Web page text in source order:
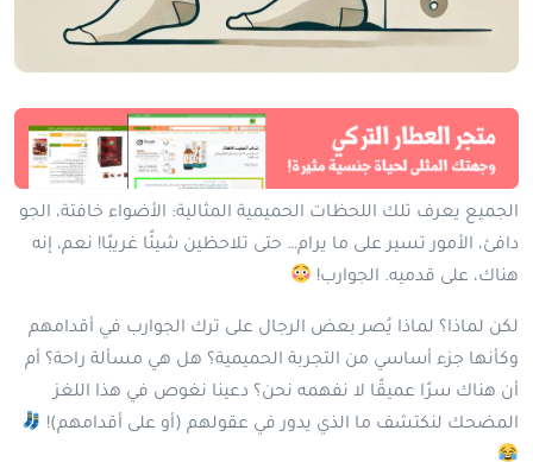
الجميع يعرف تلك اللحظات الحميمية المثالية: الأضواء خافتة، الجو
دافئ، الأمور تسير على ما يرام… حتى تلاحظين شيئًا غريبًا! نعم، إنه
هناك، على قدميه. الجوارب!
لكن لماذا؟ لماذا يُصر بعض الرجال على ترك الجوارب في أقدامهم
وكأنها جزء أساسي من التجربة الحميمية؟ هل هي مسألة راحة؟ أم
أن هناك سرًا عميقًا لا نفهمه نحن؟ دعينا نغوص في هذا اللغز
المضحك لنكتشف ما الذي يدور في عقولهم (أو على أقدامهم)!